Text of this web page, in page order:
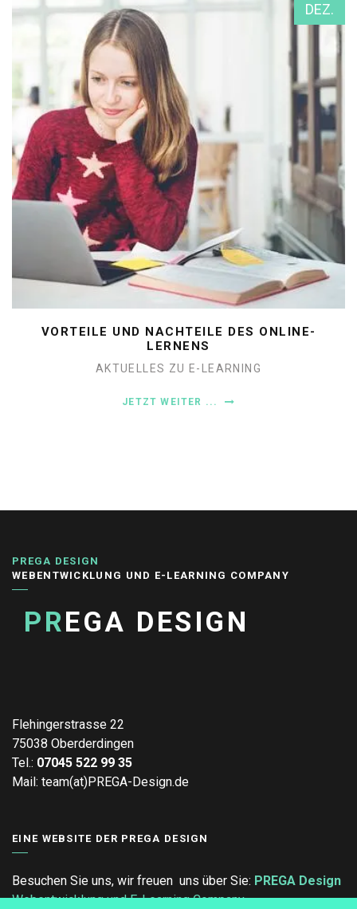
DEZ.
VORTEILE UND NACHTEILE DES ONLINE-
LERNENS
AKTUELLES ZU E-LEARNING
JETZT WEITER ...
PREGA DESIGN
WEBENTWICKLUNG UND E-LEARNING COMPANY
PREGA DESIGN
Flehingerstrasse 22
75038 Oberderdingen
Tel.: 07045 522 99 35
Mail: team(at)PREGA-Design.de
EINE WEBSITE DER PREGA DESIGN
Besuchen Sie uns, wir freuen uns über Sie: PREGA Design
Webentwicklung und E-Learning Company